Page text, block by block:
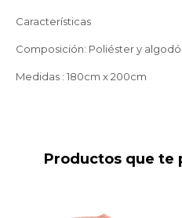
Características
Composición: Poliéster y
Medidas : 180cm x 200cm
Productos que te